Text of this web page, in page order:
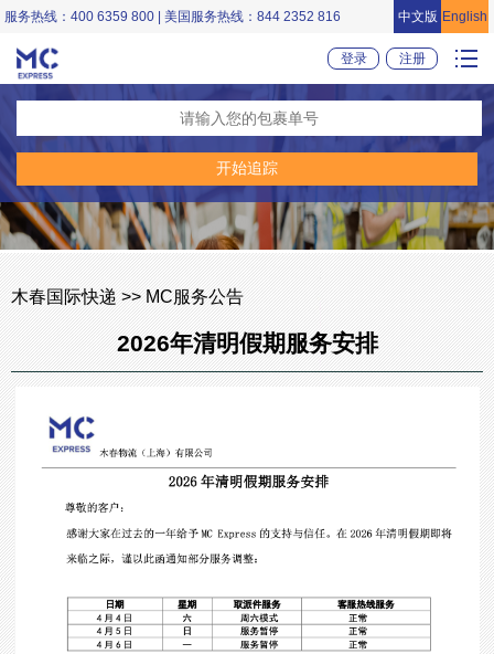
服务热线：400 6359 800 | 美国服务热线：844 2352 816 中文版 English
登录 注册
木春国际快递 >> MC服务公告
2026年清明假期服务安排